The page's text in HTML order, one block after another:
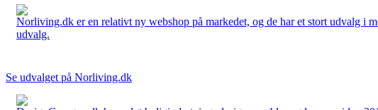
Norliving.dk er en relativt ny webshop på markedet, og de har et stort udvalg i
udvalg.
Se udvalget på Norliving.dk